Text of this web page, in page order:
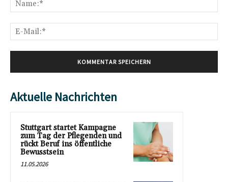
Aktuelle Nachrichten
Stuttgart startet Kampagne
zum Tag der Pflegenden und
rückt Beruf ins öffentliche
Bewusstsein
11.05.2026